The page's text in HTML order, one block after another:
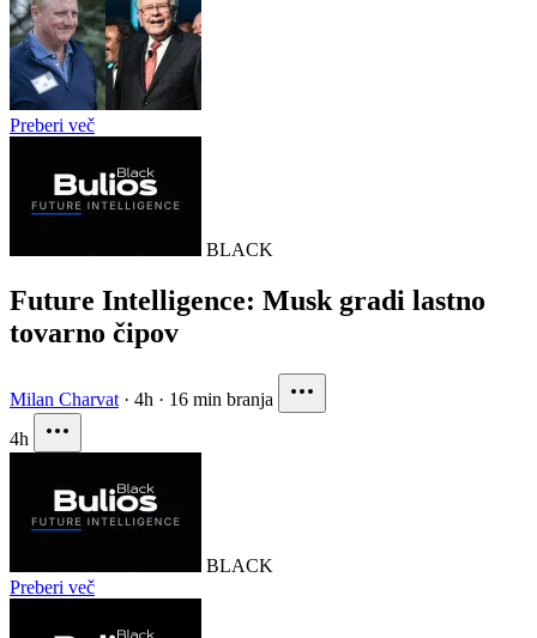
Preberi več
BLACK
Future Intelligence: Musk gradi lastno
tovarno čipov
Milan Charvat · 4h · 16 min branja
4h
BLACK
Preberi več